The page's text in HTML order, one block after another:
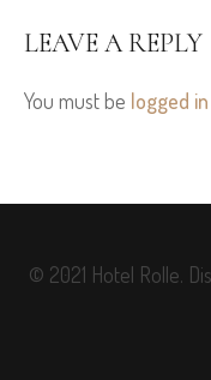
LEAVE A REPLY
You must be logged in
© 2021 Hotel Rolle.